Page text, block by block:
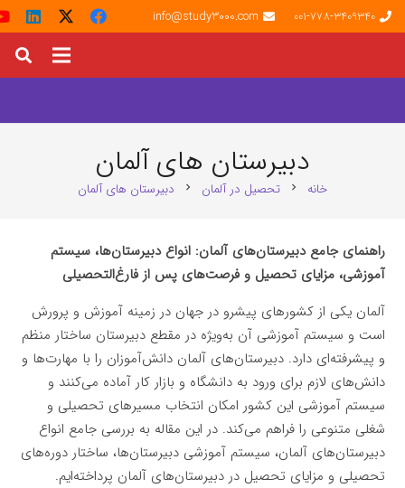
001-778-3409340
info@study3000.com
دبیرستان های آلمان
خانه chevron_right تحصیل در آلمان chevron_right دبیرستان های آلمان
راهنمای جامع دبیرستان‌های آلمان: انواع دبیرستان‌ها، سیستم
آموزشی، مزایای تحصیل و فرصت‌های پس از فارغ‌التحصیلی
آلمان یکی از کشورهای پیشرو در جهان در زمینه آموزش و پرورش
است و سیستم آموزشی آن به‌ویژه در مقطع دبیرستان ساختار منظم
و پیشرفته‌ای دارد. دبیرستان‌های آلمان دانش‌آموزان را با مهارت‌ها و
دانش‌های لازم برای ورود به دانشگاه و بازار کار آماده می‌کنند و
سیستم آموزشی این کشور امکان انتخاب مسیرهای تحصیلی و
شغلی متنوعی را فراهم می‌کند. در این مقاله به بررسی جامع انواع
دبیرستان‌های آلمان، سیستم آموزشی دبیرستان‌ها، ساختار دوره‌های
تحصیلی و مزایای تحصیل در دبیرستان‌های آلمان پرداخته‌ایم.